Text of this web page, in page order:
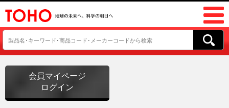
会員マイページ
ログイン